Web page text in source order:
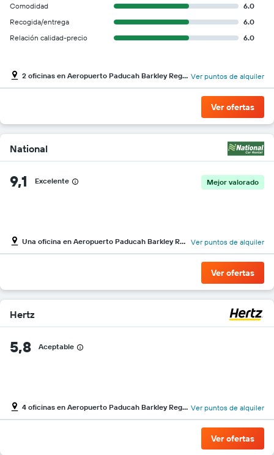
Comodidad
6.0
Recogida/entrega
6.0
Relación calidad-precio
6.0
2 oficinas en Aeropuerto Paducah Barkley Regional Ver puntos de alquiler
Ver ofertas
National
9,1 Excelente Mejor valorado
Una oficina en Aeropuerto Paducah Barkley Regional Ver puntos de alquiler
Ver ofertas
Hertz
5,8 Aceptable
4 oficinas en Aeropuerto Paducah Barkley Regional Ver puntos de alquiler
Ver ofertas